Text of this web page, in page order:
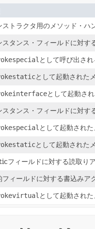
ストラクタ用のメソッド・ハ
スタンス・フィールドに対す
として呼び出さ
として起動された
として起動さ
スタンス・フィールドに対す
として起動され
として起動された
フィールドに対する読取り
フィールドに対する書込みア
として起動され